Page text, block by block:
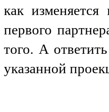
как
первого
того. А
указанной